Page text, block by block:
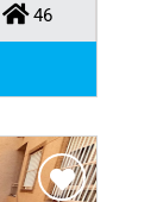
46